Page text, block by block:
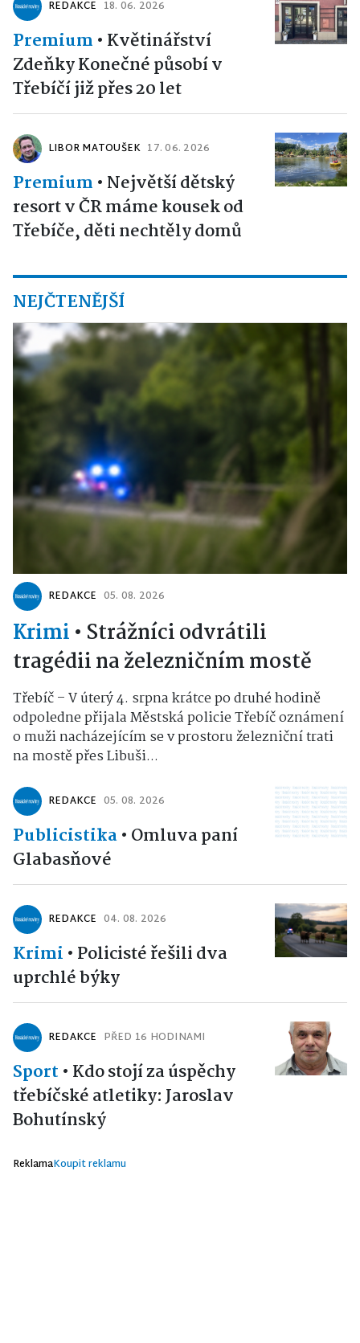
REDAKCE 18. 06. 2026
Premium • Květinářství
Zdeňky Konečné působí v
Třebíčí již přes 20 let
LIBOR MATOUŠEK 17. 06. 2026
Premium • Největší dětský
resort v ČR máme kousek od
Třebíče, děti nechtěly domů
NEJČTENĚJŠÍ
REDAKCE 05. 08. 2026
Krimi • Strážníci odvrátili
tragédii na železničním mostě
Třebíč – V úterý 4. srpna krátce po druhé hodině
odpoledne přijala Městská policie Třebíč oznámení
o muži nacházejícím se v prostoru železniční trati
na mostě přes Libuši...
REDAKCE 05. 08. 2026
Publicistika• Omluva paní
Glabasňové
REDAKCE 04. 08. 2026
Krimi • Policisté řešili dva
uprchlé býky
REDAKCE PŘED 16 HODINAMI
Sport • Kdo stojí za úspěchy
třebíčské atletiky: Jaroslav
Bohutínský
ReklamaKoupit reklamu